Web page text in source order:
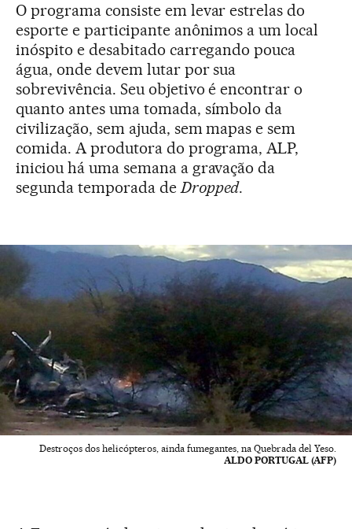
O programa consiste em levar estrelas do
esporte e participante anônimos a um local
inóspito e desabitado carregando pouca
água, onde devem lutar por sua
sobrevivência. Seu objetivo é encontrar o
quanto antes uma tomada, símbolo da
civilização, sem ajuda, sem mapas e sem
comida. A produtora do programa, ALP,
iniciou há uma semana a gravação da
segunda temporada deDropped.
Destroços dos helicópteros, ainda fumegantes, na Quebrada del Yeso.
ALDO PORTUGAL (AFP)